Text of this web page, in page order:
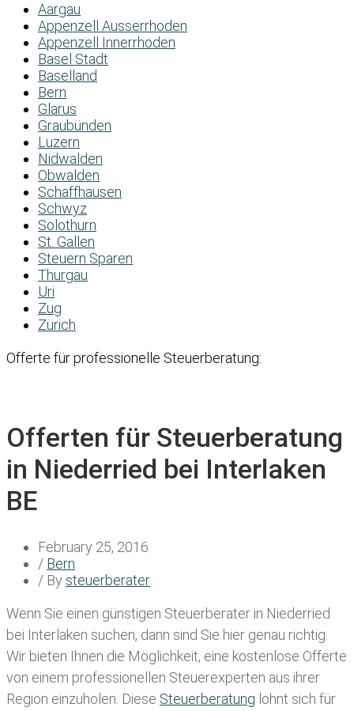
Aargau
Appenzell Ausserrhoden
Appenzell Innerrhoden
Basel Stadt
Baselland
Bern
Glarus
Graubünden
Luzern
Nidwalden
Obwalden
Schaffhausen
Schwyz
Solothurn
St. Gallen
Steuern Sparen
Thurgau
Uri
Zug
Zürich
Offerte für professionelle Steuerberatung:
Offerten für Steuerberatung
in Niederried bei Interlaken
BE
February 25, 2016
/ Bern
/ By steuerberater
Wenn Sie einen günstigen Steuerberater in Niederried
bei Interlaken suchen, dann sind Sie hier genau richtig.
Wir bieten Ihnen die Möglichkeit, eine kostenlose Offerte
von einem professionellen Steuerexperten aus ihrer
Region einzuholen. Diese Steuerberatung lohnt sich für